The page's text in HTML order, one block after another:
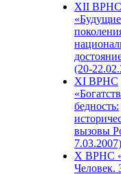
XII ВРНС
«Будущие
(20-
XI ВРНС
бедность:
вызовы
7.03.2007)
X ВРНС
Человек.